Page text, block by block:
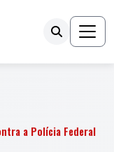
a Polícia Federal